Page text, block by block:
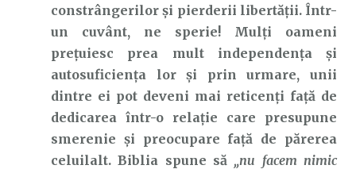
constrângerilor și pierderii libertății. Într-
un cuvânt, ne sperie! Mulți oameni
prețuiesc prea mult independența și
autosuficiența lor și prin urmare, unii
dintre ei pot deveni mai reticenți față de
dedicarea într-o relație care presupune
smerenie și preocupare față de părerea
celuilalt. Biblia spune să „nu facem nimic